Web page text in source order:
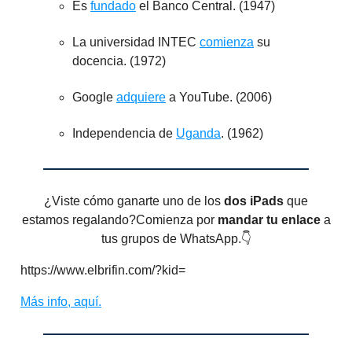
Es fundado el Banco Central. (1947)
La universidad INTEC comienza su
docencia. (1972)
Google adquiere a YouTube. (2006)
Independencia de Uganda. (1962)
¿Viste cómo ganarte uno de los dos iPads que
estamos regalando?Comienza por mandar tu enlacea
tus grupos de WhatsApp.👇
https://www.elbrifin.com/?kid=
Más info, aquí.